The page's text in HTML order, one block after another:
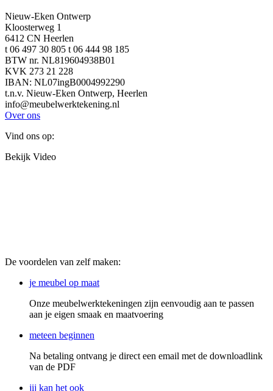
Nieuw-Eken Ontwerp
Kloosterweg 1
6412 CN Heerlen
t 06 497 30 805 t 06 444 98 185
BTW nr. NL819604938B01
KVK 273 21 228
IBAN: NL07ingB0004992290
t.n.v. Nieuw-Eken Ontwerp, Heerlen
info@meubelwerktekening.nl
Over ons
Vind ons op:
Facebook
YouTube
Linkedin
Pinterest
Instagram
Website
Bekijk Video
De voordelen van zelf maken:
je meubel op maat
Onze meubelwerktekeningen zijn eenvoudig aan te passen
aan je eigen smaak en maatvoering
meteen beginnen
Na betaling ontvang je direct een email met de downloadlink
van de PDF
jij kan het ook